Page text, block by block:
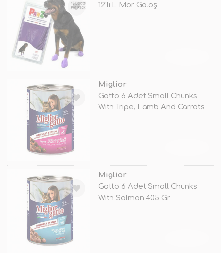
12'li L Mor Galoş
Miglior
Gatto 6 Adet Small Chunks
With Tripe, Lamb And Carrots
Miglior
Gatto 6 Adet Small Chunks
With Salmon 405 Gr